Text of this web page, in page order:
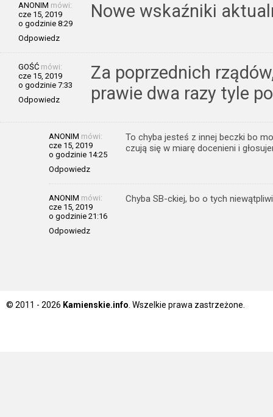
ANONIM mówi:
cze 15, 2019
o godzinie 8:29
Odpowiedz
Nowe wskaźniki
GOŚĆ mówi:
cze 15, 2019
o godzinie 7:33
Odpowiedz
Za poprzednich
prawie dwa razy tyle
ANONIM mówi:
cze 15, 2019
o godzinie 14:25
Odpowiedz
To chyba jesteś z innej beczki bo
czują się w miarę docenieni i
ANONIM mówi:
cze 15, 2019
o godzinie 21:16
Odpowiedz
Chyba SB-ckiej, bo o tych
© 2011 - 2026 Kamienskie.info. Wszelkie prawa zastrzeżone.